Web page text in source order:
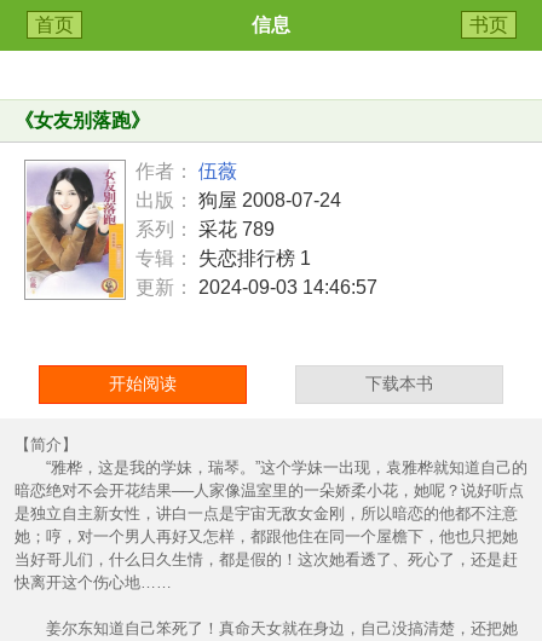
首页 信息 书页
《女友别落跑》
作者：
伍薇
出版：
狗屋 2008-07-24
系列：
采花 789
专辑：
失恋排行榜 1
更新：
2024-09-03 14:46:57
开始阅读 下载本书
【简介】
“雅桦，这是我的学妹，瑞琴。”这个学妹一出现，袁雅桦就知道自己的
暗恋绝对不会开花结果──人家像温室里的一朵娇柔小花，她呢？说好听点
是独立自主新女性，讲白一点是宇宙无敌女金刚，所以暗恋的他都不注意
她；哼，对一个男人再好又怎样，都跟他住在同一个屋檐下，他也只把她
当好哥儿们，什么日久生情，都是假的！这次她看透了、死心了，还是赶
快离开这个伤心地……
姜尔东知道自己笨死了！真命天女就在身边，自己没搞清楚，还把她